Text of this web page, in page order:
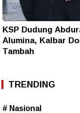
KSP Dudung
Alumina, Kalbar
Tambah
TRENDING
# Nasional